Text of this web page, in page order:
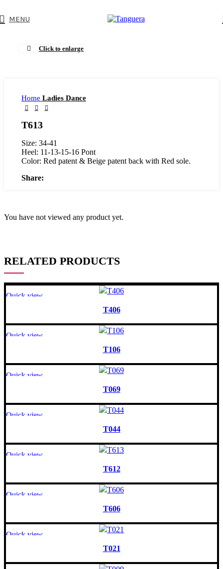
MENU
Click to enlarge
Home Ladies Dance
T613
Size: 34-41
Heel: 11-13-15-16 Pont
Color: Red patent & Beige patent back with Red sole.
Share:
You have not viewed any product yet.
RELATED PRODUCTS
Quick view
T406
Quick view
T106
Quick view
T069
Quick view
T044
Quick view
T612
Quick view
T606
Quick view
T021